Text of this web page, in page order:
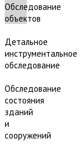
Обследование
объектов
Детальное
инструментальное
обследование
Обследование
состояния
зданий
и
сооружений